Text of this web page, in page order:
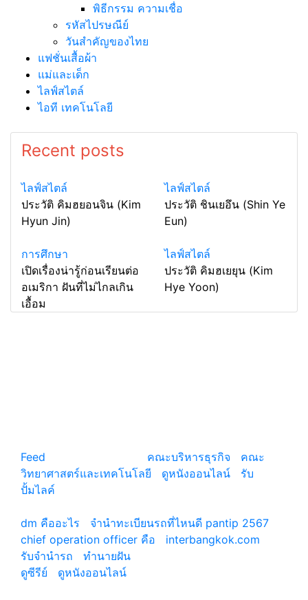
พิธีกรรม ความเชื่อ
รหัสไปรษณีย์
วันสำคัญของไทย
แฟชั่นเสื้อผ้า
แม่และเด็ก
ไลฟ์สไตล์
ไอที เทคโนโลยี
Recent posts
ไลฟ์สไตล์
ประวัติ คิมฮยอนจิน (Kim
Hyun Jin)
ไลฟ์สไตล์
ประวัติ ชินเยอึน (Shin Ye
Eun)
การศึกษา
เปิดเรื่องน่ารู้ก่อนเรียนต่อ
อเมริกา ฝันที่ไม่ไกลเกิน
เอื้อม
ไลฟ์สไตล์
ประวัติ คิมฮเยยุน (Kim
Hye Yoon)
Feed
คณะบริหารธุรกิจ
คณะ
วิทยาศาสตร์และเทคโนโลยี
ดูหนังออนไลน์
รับ
ปั้มไลค์
dm คืออะไร
จํานําทะเบียนรถที่ไหนดี pantip 2567
chief operation officer คือ
interbangkok.com
รับจํานํารถ
ทํานายฝัน
ดูซีรีย์
ดูหนังออนไลน์